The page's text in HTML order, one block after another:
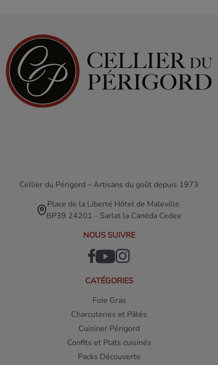
Cellier du Périgord – Artisans du goût depuis 1973
Place de la Liberté Hôtel de Maleville
BP39 24201 - Sarlat la Canéda Cedex
NOUS SUIVRE
CATÉGORIES
Foie Gras
Charcuteries et Pâtés
Cuisiner Périgord
Confits et Plats cuisinés
Packs Découverte